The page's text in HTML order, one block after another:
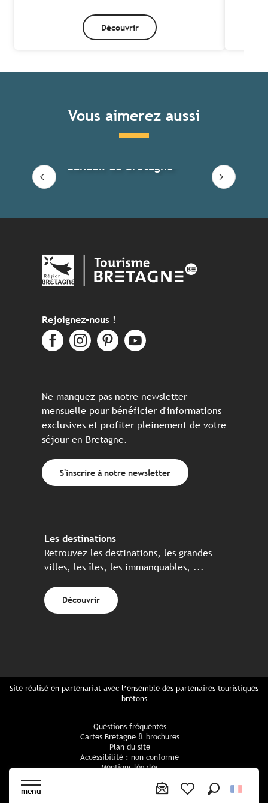
menu
Découvrir
Vous aimerez aussi
Canaux de Bretagne
Rejoignez-nous !
Ne manquez pas notre newsletter
mensuelle pour bénéficier d'informations
exclusives et profiter pleinement de votre
séjour en Bretagne.
S'inscrire à notre newsletter
Les destinations
Retrouvez les destinations, les grandes
villes, les îles, les immanquables, ...
Découvrir
Site réalisé en partenariat avec l’ensemble des partenaires touristiques
bretons
Questions fréquentes
Cartes Bretagne & brochures
Plan du site
Accessibilité : non conforme
Mentions légales
Politique cookies